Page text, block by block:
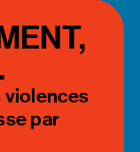
violences
par